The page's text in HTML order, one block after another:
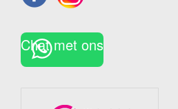
Chat met ons